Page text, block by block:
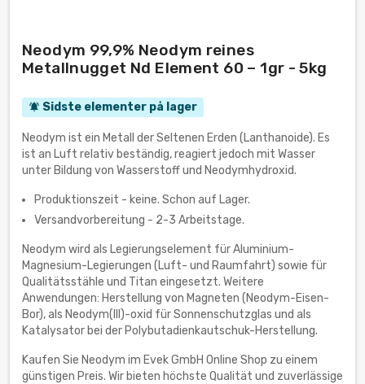
Neodym 99,9% Neodym reines
Metallnugget Nd Element 60 – 1gr - 5kg
notifications_active Sidste elementer på lager
Neodym ist ein Metall der Seltenen Erden (Lanthanoide). Es
ist an Luft relativ beständig, reagiert jedoch mit Wasser
unter Bildung von Wasserstoff und Neodymhydroxid.
Produktionszeit - keine. Schon auf Lager.
Versandvorbereitung - 2-3 Arbeitstage.
Neodym wird als Legierungselement für Aluminium-
Magnesium-Legierungen (Luft- und Raumfahrt) sowie für
Qualitätsstähle und Titan eingesetzt. Weitere
Anwendungen: Herstellung von Magneten (Neodym-Eisen-
Bor), als Neodym(III)-oxid für Sonnenschutzglas und als
Katalysator bei der Polybutadienkautschuk-Herstellung.
Kaufen Sie Neodym im Evek GmbH Online Shop zu einem
günstigen Preis. Wir bieten höchste Qualität und zuverlässige